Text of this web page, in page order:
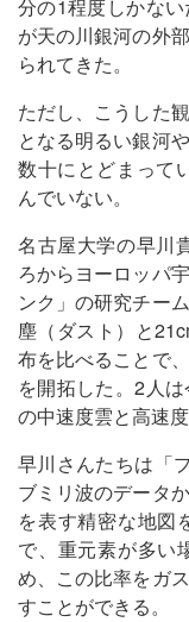
分の1程度しかな
が天の川銀河の外
られてきた。
ただし、こうした
となる明るい銀河
数十にとどまって
んでいない。
名古屋大学の早川
ろからヨーロッパ
ンク」の研究チー
塵（ダスト）と
布を比べることで
を開拓した。2人
の中速度雲と高速
早川さんたちは「
ブミリ波のデータ
を表す精密な地図
で、重元素が多い
め、この比率をガ
すことができる。